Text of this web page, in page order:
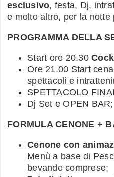
esclusivo, festa, Dj,
e molto altro, per la notte
PROGRAMMA DELLA
Start ore 20.30
Ore 21.00 Start
spettacoli e
SPETTACOLO
Dj Set e OPEN BAR;
FORMULA CENONE +
Cenone con
Menù a base di
bevande comprese;